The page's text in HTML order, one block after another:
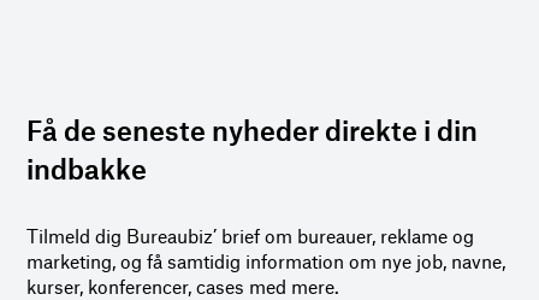
Få de seneste nyheder direkte i din
indbakke
Tilmeld dig Bureaubiz’ brief om bureauer, reklame og
marketing, og få samtidig information om nye job, navne,
kurser, konferencer, cases med mere.